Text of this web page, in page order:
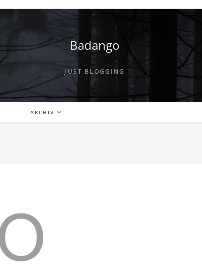
Badango
JUST BLOGGING
ARCHIV